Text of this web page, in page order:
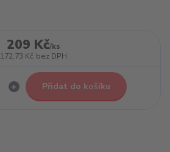
209 Kč/ks
172,73 Kč bez DPH
Přidat do košíku